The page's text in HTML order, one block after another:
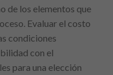
de los elementos que
Evaluar el costo
condiciones
con el
para una elección